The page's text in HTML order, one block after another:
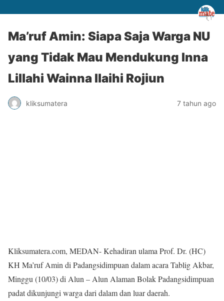
Ma’ruf Amin: Siapa Saja Warga NU
yang Tidak Mau Mendukung Inna
Lillahi Wainna Ilaihi Rojiun
kliksumatera 7 tahun ago
Kliksumatera.com, MEDAN- Kehadiran ulama Prof. Dr. (HC)
KH Ma’ruf Amin di Padangsidimpuan dalam acara Tablig Akbar,
Minggu (10/03) di Alun – Alun Alaman Bolak Padangsidimpuan
padat dikunjungi warga dari dalam dan luar daerah.